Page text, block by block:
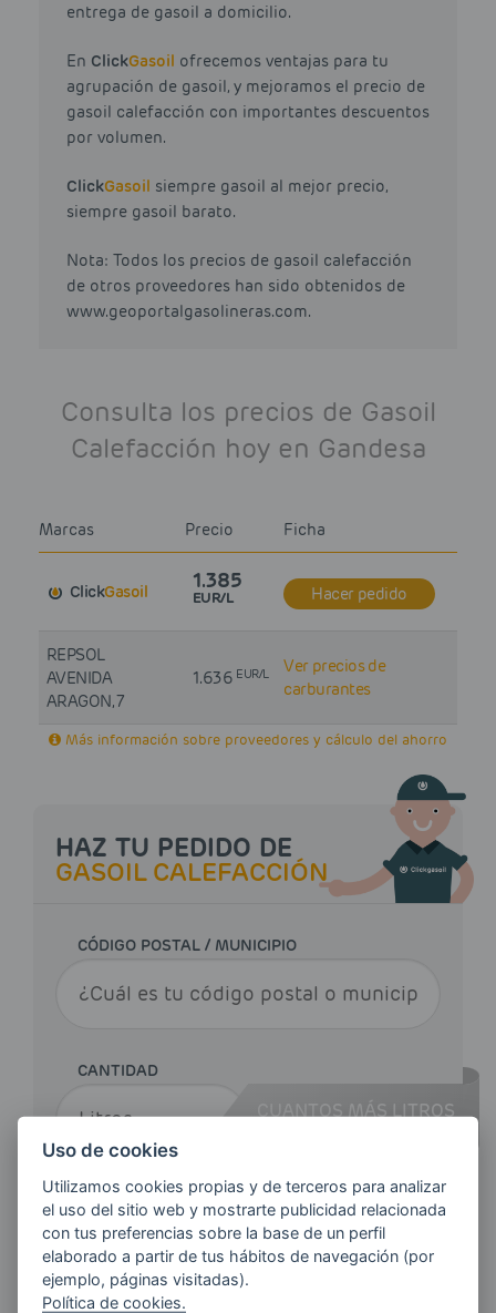
entrega de gasoil a domicilio.
En ClickGasoil ofrecemos ventajas para tu
agrupación de gasoil, y mejoramos el precio de
gasoil calefacción con importantes descuentos
por volumen.
ClickGasoil siempre gasoil al mejor precio,
siempre gasoil barato.
Nota: Todos los precios de gasoil calefacción
de otros proveedores han sido obtenidos de
www.geoportalgasolineras.com.
Consulta los precios de Gasoil
Calefacción hoy en Gandesa
Marcas Precio Ficha
ClickGasoil 1.385
EUR/L Hacer pedido
REPSOL
AVENIDA
ARAGON, 7
1.636 EUR/L
Ver precios de
carburantes
Más información sobre proveedores y cálculo del ahorro
HAZ TU PEDIDO DE
GASOIL CALEFACCIÓN
CÓDIGO POSTAL / MUNICIPIO
CANTIDAD
CUANTOS MÁS LITROS
Haz tu pedido
Uso de cookies
Utilizamos cookies propias y de terceros para analizar
el uso del sitio web y mostrarte publicidad relacionada
con tus preferencias sobre la base de un perfil
elaborado a partir de tus hábitos de navegación (por
ejemplo, páginas visitadas).
Política de cookies.